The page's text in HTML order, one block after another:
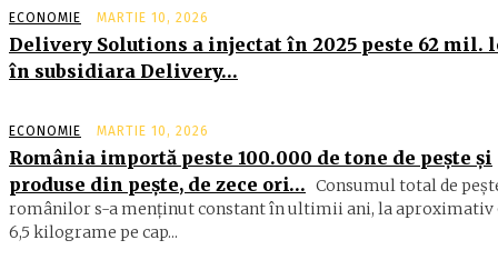
ECONOMIE MARTIE 10, 2026
Delivery Solutions a injectat în 2025 peste 62 mil.
în subsidiara Delivery…
ECONOMIE MARTIE 10, 2026
România importă peste 100.000 de tone de peşte şi
produse din peşte, de zece ori… Consumul total de
ro­mâ­nilor s-a menţinut constant în ul­timii ani, la aproximativ
6,5 ki­lograme pe cap...